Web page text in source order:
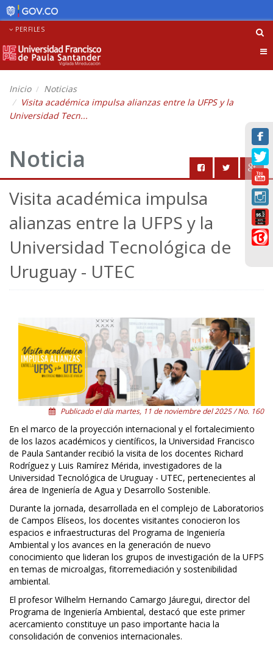
PERFILES
Inicio
Noticias
Visita académica impulsa alianzas entre la UFPS y la
Universidad Tecn...
Noticia
Visita académica impulsa
alianzas entre la UFPS y la
Universidad Tecnológica de
Uruguay - UTEC
Publicado el día martes, 11 de noviembre del 2025 / No. 160
En el marco de la proyección internacional y el fortalecimiento
de los lazos académicos y científicos, la Universidad Francisco
de Paula Santander recibió la visita de los docentes Richard
Rodríguez y Luis Ramírez Mérida, investigadores de la
Universidad Tecnológica de Uruguay - UTEC, pertenecientes al
área de Ingeniería de Agua y Desarrollo Sostenible.
Durante la jornada, desarrollada en el complejo de Laboratorios
de Campos Elíseos, los docentes visitantes conocieron los
espacios e infraestructuras del Programa de Ingeniería
Ambiental y los avances en la generación de nuevo
conocimiento que lideran los grupos de investigación de la UFPS
en temas de microalgas, fitorremediación y sostenibilidad
ambiental.
El profesor Wilhelm Hernando Camargo Jáuregui, director del
Programa de Ingeniería Ambiental, destacó que este primer
acercamiento constituye un paso importante hacia la
consolidación de convenios internacionales.